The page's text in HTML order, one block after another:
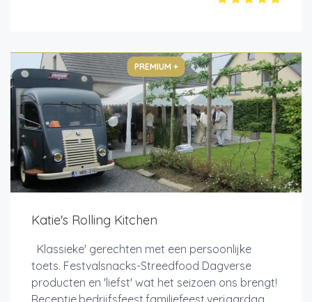
PREMIUM +
Katie's Rolling Kitchen
Klassieke' gerechten met een persoonlijke
toets. Festvalsnacks-Streedfood Dagverse
producten en 'liefst' wat het seizoen ons brengt!